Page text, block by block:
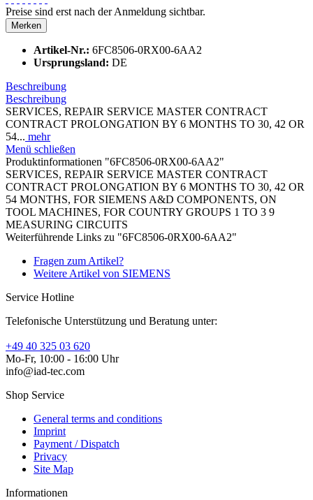
Preise sind erst nach der Anmeldung sichtbar.
Merken
Artikel-Nr.: 6FC8506-0RX00-6AA2
Ursprungsland: DE
Beschreibung
Beschreibung
SERVICES, REPAIR SERVICE MASTER CONTRACT
CONTRACT PROLONGATION BY 6 MONTHS TO 30, 42 OR
54... mehr
Menü schließen
Produktinformationen "6FC8506-0RX00-6AA2"
SERVICES, REPAIR SERVICE MASTER CONTRACT
CONTRACT PROLONGATION BY 6 MONTHS TO 30, 42 OR
54 MONTHS, FOR SIEMENS A&D COMPONENTS, ON
TOOL MACHINES, FOR COUNTRY GROUPS 1 TO 3 9
MEASURING CIRCUITS
Weiterführende Links zu "6FC8506-0RX00-6AA2"
Fragen zum Artikel?
Weitere Artikel von SIEMENS
Service Hotline
Telefonische Unterstützung und Beratung unter:
+49 40 325 03 620
Mo-Fr, 10:00 - 16:00 Uhr
info@iad-tec.com
Shop Service
General terms and conditions
Imprint
Payment / Dispatch
Privacy
Site Map
Informationen